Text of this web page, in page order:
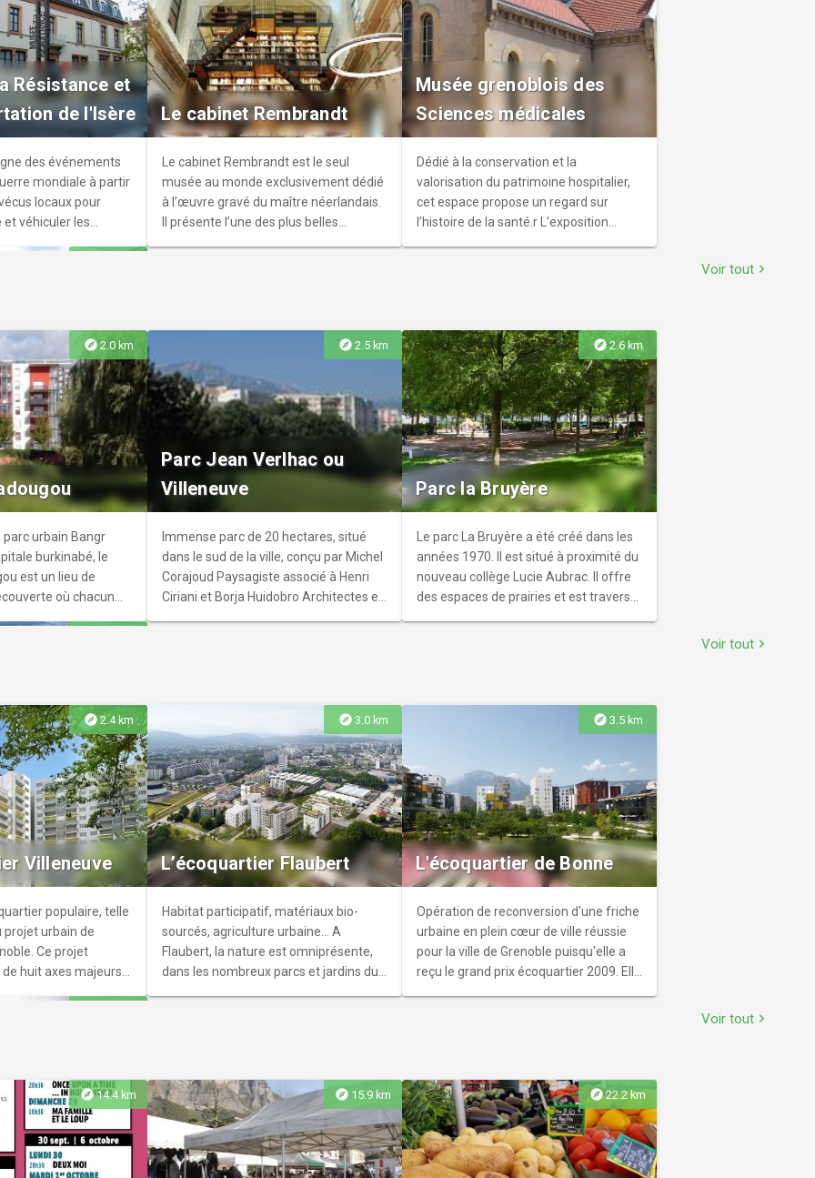
Jean
du boulevard
Jean est
son originale forme
pilotis, l'église
la plus
Résistance et
de l'Isère
des événements
mondiale à partir
locaux pour
et véhiculer les
Le cabinet Rembrandt
Le cabinet Rembrandt est le seul
musée au monde exclusivement dédié
à l’œuvre gravé du maître néerlandais.
Il présente l’une des plus belles
Musée grenoblois des
Sciences médicales
Dédié à la conservation et la
valorisation du patrimoine hospitalier,
cet espace propose un regard sur
l’histoire de la santé.r L'exposition
collections d’art
XXe siècle, comme
d’Europe, le
de la peinture
siècle à nos
chaque période,
Voir tout chevron_right
explore 2.0 km
parc urbain Bangr
burkinabé, le
est un lieu de
où chacun
explore 2.5 km
Parc Jean Verlhac ou
Villeneuve
Immense parc de 20 hectares, situé
dans le sud de la ville, conçu par Michel
Corajoud Paysagiste associé à Henri
Ciriani et Borja Huidobro Architectes en
explore 2.6 km
Parc la Bruyère
Le parc La Bruyère a été créé dans les
années 1970. Il est situé à proximité du
nouveau collège Lucie Aubrac. Il offre
des espaces de prairies et est traversé
le parc Paul
grand parc de
de beaux
anciens, des
proche de
et permet la
activités.
Voir tout chevron_right
explore2.4 km
Villeneuve
populaire, telle
urbain de
Ce projet
huit axes majeurs
explore 3.0 km
L’écoquartier Flaubert
Habitat participatif, matériaux bio-
sourcés, agriculture urbaine… A
Flaubert, la nature est omniprésente,
dans les nombreux parcs et jardins du
explore 3.5 km
L'écoquartier de Bonne
Opération de reconversion d'une friche
urbaine en plein cœur de ville réussie
pour la ville de Grenoble puisqu'elle a
reçu le grand prix écoquartier 2009. Elle
Blanche-
Voir tout chevron_right
explore14.4 km explore 15.9 km explore22.2 km